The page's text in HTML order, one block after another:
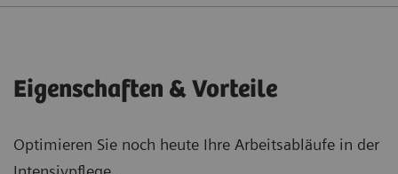
Eigenschaften & Vorteile
Optimieren Sie noch heute Ihre Arbeitsabläufe in der